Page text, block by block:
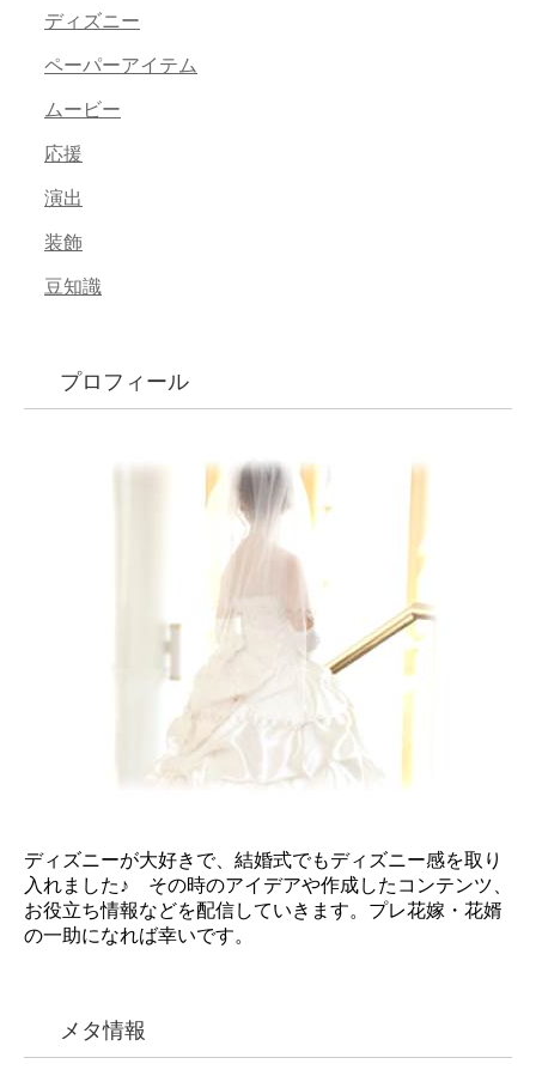
ディズニー
ペーパーアイテム
ムービー
応援
演出
装飾
豆知識
プロフィール
ディズニーが大好きで、結婚式でもディズニー感を取り
入れました♪ その時のアイデアや作成したコンテンツ、
お役立ち情報などを配信していきます。プレ花嫁・花婿
の一助になれば幸いです。
メタ情報